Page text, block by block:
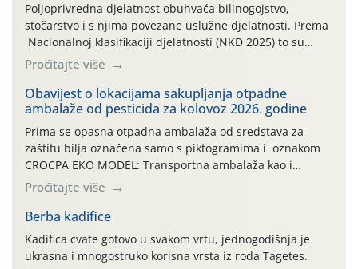
Poljoprivredna djelatnost obuhvaća bilinogojstvo,
stočarstvo i s njima povezane uslužne djelatnosti. Prema
Nacionalnoj klasifikaciji djelatnosti (NKD 2025) to su
skupne 01.1, 01.2, 01.3, 01.4, 01.5 i 01.6. Djelatnost
prerade poljoprivrednih proizvoda je svako djelovanje na
poljoprivredni proizvod čiji je rezultat proizvod koji
također može biti poljoprivredni proizvod poput npr.
maslinovog ulja, bučinog ulja, vino od […]
Pročitajte više
Obavijest o lokacijama sakupljanja otpadne
ambalaže od pesticida za kolovoz 2026. godine
Prima se opasna otpadna ambalaža od sredstava za
zaštitu bilja označena samo s piktogramima i oznakom
CROCPA EKO MODEL: Transportna ambalaža kao i
ambalaža drugih proizvoda koji nisu sredstva za zaštitu
bilja (npr. ambalaža od mineralnih gnojiva,) se ne
prihvaća. Korisnicima je osiguran besplatni povrat
prazne ambalaže isključivo ovih tvrtki: AGROCHEM-MAKS,
AGRONOM, ALBAUGH TKI* (PINUS […]
Pročitajte više
Berba kadifice
Kadifica cvate gotovo u svakom vrtu, jednogodišnja je
ukrasna i mnogostruko korisna vrsta iz roda Tagetes.